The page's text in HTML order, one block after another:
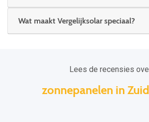
Wat maakt Vergelijksolar speciaal?
Lees de recensies
zonnepanelen in